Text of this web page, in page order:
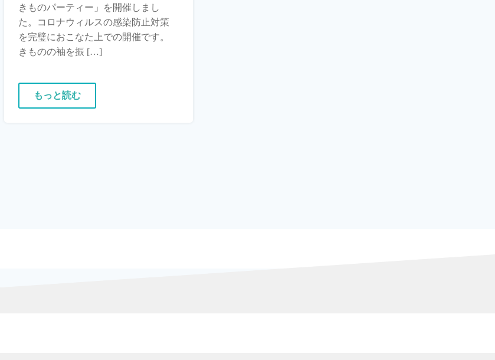
きものパーティー」を開催しまし
た。コロナウィルスの感染防止対策
を完璧におこなた上での開催です。
きものの袖を振 […]
もっと読む